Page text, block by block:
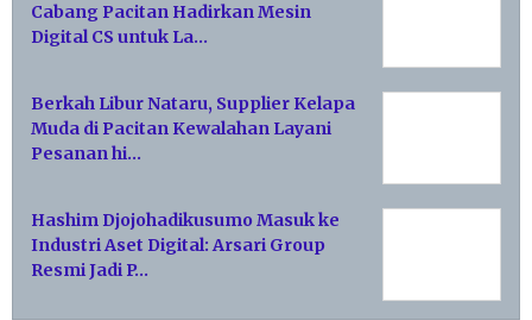
Cabang Pacitan Hadirkan Mesin
Digital CS untuk La…
Berkah Libur Nataru, Supplier Kelapa
Muda di Pacitan Kewalahan Layani
Pesanan hi…
Hashim Djojohadikusumo Masuk ke
Industri Aset Digital: Arsari Group
Resmi Jadi P…